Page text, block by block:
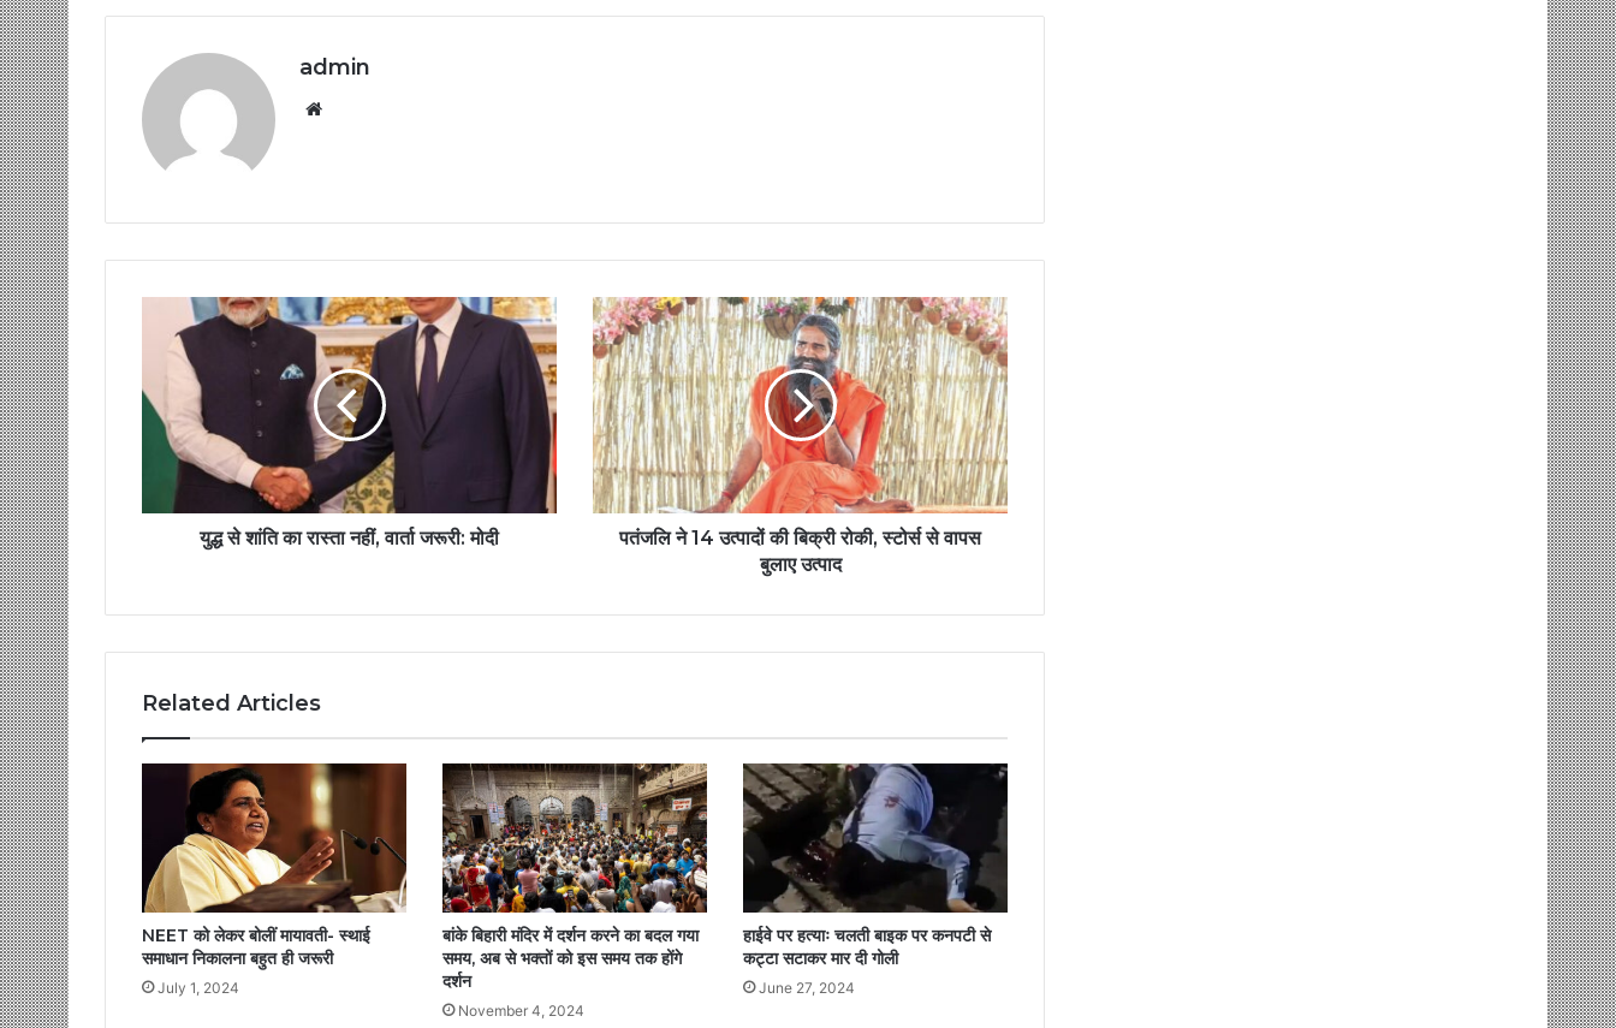
admin
युद्ध से शांति का रास्ता नहीं, वार्ता जरूरी: मोदी
पतंजलि ने 14 उत्पादों की बिक्री रोकी, स्टोर्स से वापस
बुलाए उत्पाद
Related Articles
NEET को लेकर बोलीं मायावती- स्थाई
समाधान निकालना बहुत ही जरूरी
July 1, 2024
बांके बिहारी मंदिर में दर्शन करने का बदल गया
समय, अब से भक्तों को इस समय तक होंगे
दर्शन
November 4, 2024
हाईवे पर हत्याः चलती बाइक पर कनपटी से
कट्टा सटाकर मार दी गोली
June 27, 2024